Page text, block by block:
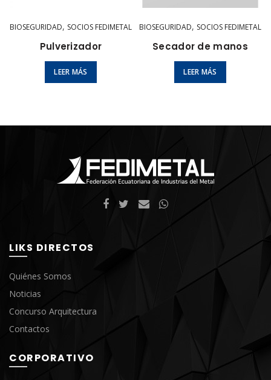
BIOSEGURIDAD, SOCIOS FEDIMETAL
Pulverizador
LEER MÁS
BIOSEGURIDAD, SOCIOS FEDIMETAL
Secador de manos
LEER MÁS
LIKS DIRECTOS
Quiénes Somos
Noticias
Concurso Arquitectura
Contactos
CORPORATIVO